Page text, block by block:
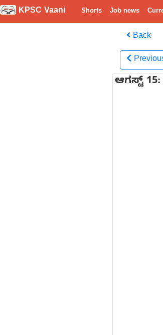
KPSC Vaani Shorts Job news
Back
ಆಗಸ್ಟ್ 15: